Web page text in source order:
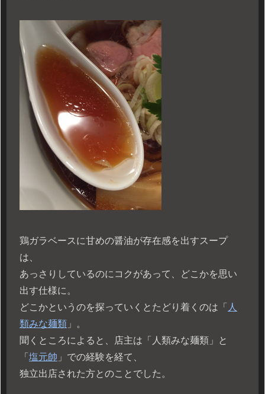
鶏ガラベースに甘めの醤油が存在感を出すスープ
は、
あっさりしているのにコクがあって、どこかを思い
出す仕様に。
どこかというのを探っていくとたどり着くのは「 人
類みな麺類 」。
聞くところによると、店主は「人類みな麺類」と
「 塩元帥 」での経験を経て、
独立出店された方とのことでした。